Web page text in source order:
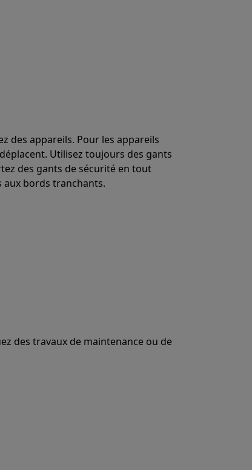
des appareils. Pour les appareils
Utilisez toujours des gants
des gants de sécurité en tout
bords tranchants.
des travaux de maintenance ou de